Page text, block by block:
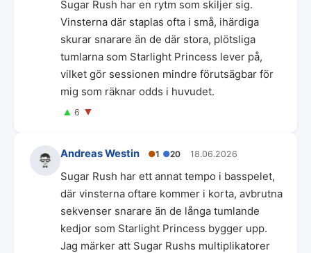
Sugar Rush har en rytm som skiljer sig.
Vinsterna där staplas ofta i små, ihärdiga
skurar snarare än de där stora, plötsliga
tumlarna som Starlight Princess lever på,
vilket gör sessionen mindre förutsägbar för
mig som räknar odds i huvudet.
▲ 6 ▼
Andreas Westin ●1 ●20 18.06.2026
Sugar Rush har ett annat tempo i basspelet,
där vinsterna oftare kommer i korta, avbrutna
sekvenser snarare än de långa tumlande
kedjor som Starlight Princess bygger upp.
Jag märker att Sugar Rushs multiplikatorer